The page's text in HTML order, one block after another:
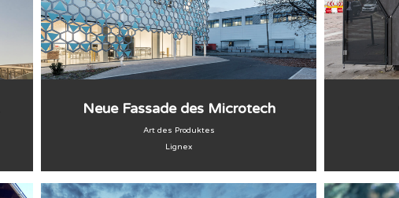
Neue Fassade des Microtech
Art des Produktes
Lignex